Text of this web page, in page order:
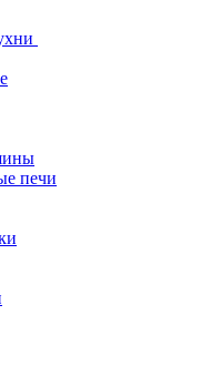
печи